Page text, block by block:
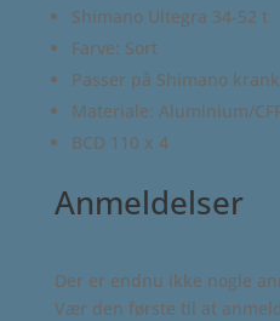
Shimano Ultegra 34-52 t
Farve: Sort
Passer på Shimano
Materiale: Aluminium/
BCD 110 x 4
Anmeldelser
Der er endnu ikke nogle
Vær den første til at